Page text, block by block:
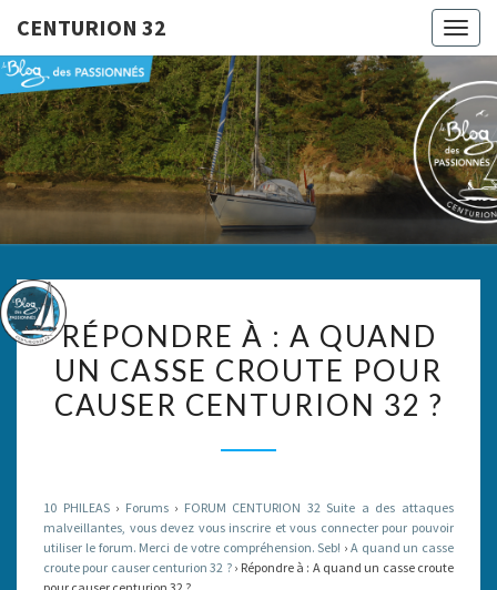
CENTURION 32
32
Le Blog
Des
Passionnés
À :
A
QUAND
POUR
CAUSER
CENTURION
RÉPONDRE À : A QUAND
UN CASSE CROUTE POUR
CAUSER CENTURION 32 ?
10 PHILEAS › Forums › FORUM CENTURION 32 Suite a des attaques
malveillantes, vous devez vous inscrire et vous connecter pour pouvoir
utiliser le forum. Merci de votre compréhension. Seb! › A quand un casse
croute pour causer centurion 32 ? › Répondre à : A quand un casse croute